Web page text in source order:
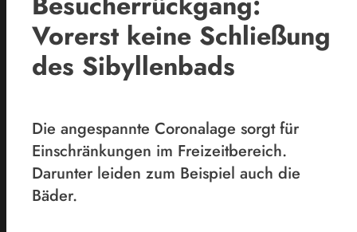
Vorerst keine Schließung
des Sibyllenbads
Die angespannte Coronalage sorgt für
Einschränkungen im Freizeitbereich.
Darunter leiden zum Beispiel auch die
Bäder.